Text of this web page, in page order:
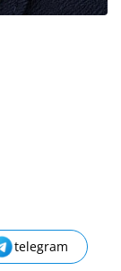
telegram